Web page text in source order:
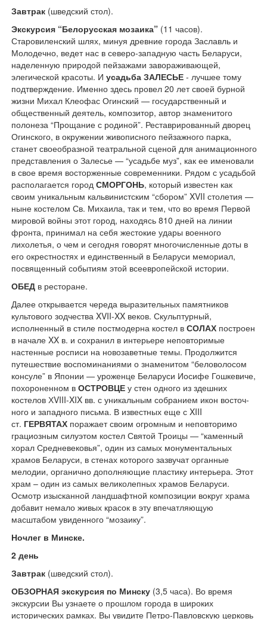
Завтрак (шведский стол).
Экскурсия “Белорусская мозаика” (11 часов).
Старовиленский шлях, минуя древние города Заславль и
Молодечно, ведет нас в северо-западную часть Беларуси,
наделенную природой пейзажами завораживающей,
элегической красоты. И усадьба ЗАЛЕСЬЕ - лучшее тому
подтверждение. Именно здесь провел 20 лет своей бурной
жизни Михал Клеофас Огинский — государственный и
общественный деятель, композитор, автор знаменитого
полонеза “Прощание с родиной”. Реставрированный дворец
Огинского, в окружении живописного пейзажного парка,
станет своеобразной театральной сценой для анимационного
представления о Залесье — “усадьбе муз”, как ее именовали
в свое время восторженные современники. Рядом с усадьбой
располагается город СМОРГОНЬ, который известен как
своим уникальным кальвинистским “сбором” XVII столе­тия —
ныне костелом Св. Михаила, так и тем, что во время Первой
мировой войны этот город, находясь 810 дней на линии
фронта, принимал на себя жестокие удары военного
лихолетья, о чем и сегодня говорят многочисленные доты в
его окрестностях и единственный в Беларуси мемориал,
посвященный событиям этой всеевропейской истории.
ОБЕД в ресторане.
Далее открывается чере­да выразительных памятников
культового зодчества XVII-XX веков. Скульптурный,
исполненный в стиле постмодерна костел в СОЛАХ построен
в начале XX в. и сохранил в интерьере неповторимые
настенные росписи на новозаветные темы. Продолжится
путешествие воспоминаниями о знамени­том “беловолосом
консуле” в Японии — уроженце Беларуси Иосифе Гошкевиче,
похороненном в ОСТРОВЦЕ у стен одного из здешних
костелов ХVIII-XIX вв. с уникальным собранием икон восточ­
ного и западного письма. В известных еще с XIII
ст. ГЕРВЯТАХ поражает своим огромным и неповторимо
грациозным силуэтом костел Святой Троицы — “каменный
хорал Средневековья”, один из самых монументальных
храмов Беларуси, в стенах которого зазвучат органные
мелодии, органично дополняющие пластику интерьера. Этот
храм – один из самых великолепных храмов Беларуси.
Осмотр изысканной ландшафтной композиции вокруг храма
добавит немало живых кра­сок в эту впечатляющую
масштабом увиденного “мозаику”.
Ночлег в Минске.
2 день
Завтрак (шведский стол).
ОБЗОРНАЯ экскурсия по Минску (3,5 часа). Во время
экскурсии Вы узнаете о прошлом города в широких
исторических рамках. Вы увидите Петро-Павловскую церковь